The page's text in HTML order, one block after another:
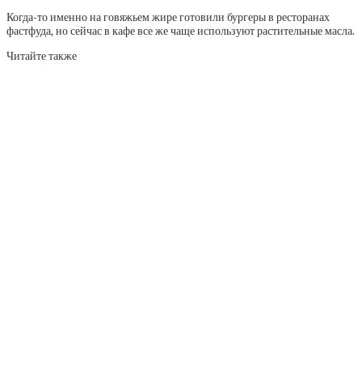
Когда-то именно на говяжьем жире готовили бургеры в ресторанах
фастфуда, но сейчас в кафе все же чаще используют растительные масла.
Читайте также